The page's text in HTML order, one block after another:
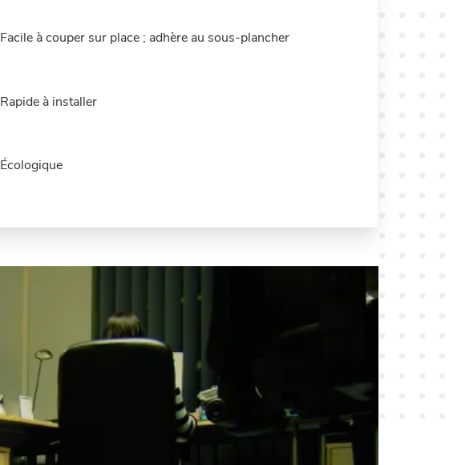
Facile à couper sur place ; adhère au sous-plancher
Rapide à installer
Écologique